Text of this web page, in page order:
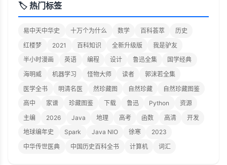
🏷️ 热门标签
易中天中华史 十万个为什么 数学 百科荟萃
历史
红楼梦
2021 百科知识 全新升级版
我是驴友
半小时漫画
英语 编程 设计 鲁迅全集
国学经典
海明威
机器学习 怪物大师 读者
郭沫若全集
医学全书
明清名医 然珍藏图 自然珍藏
自然珍藏图鉴
高中
家谱 珍藏图鉴 下载 鲁迅 Python
资源
主编
2026 Java 地理 高考 函数 高清
开发
地球编年史
Spark Java NIO 徐寒
2023
中华传世医典
中国历史百科全书 计算机 词汇